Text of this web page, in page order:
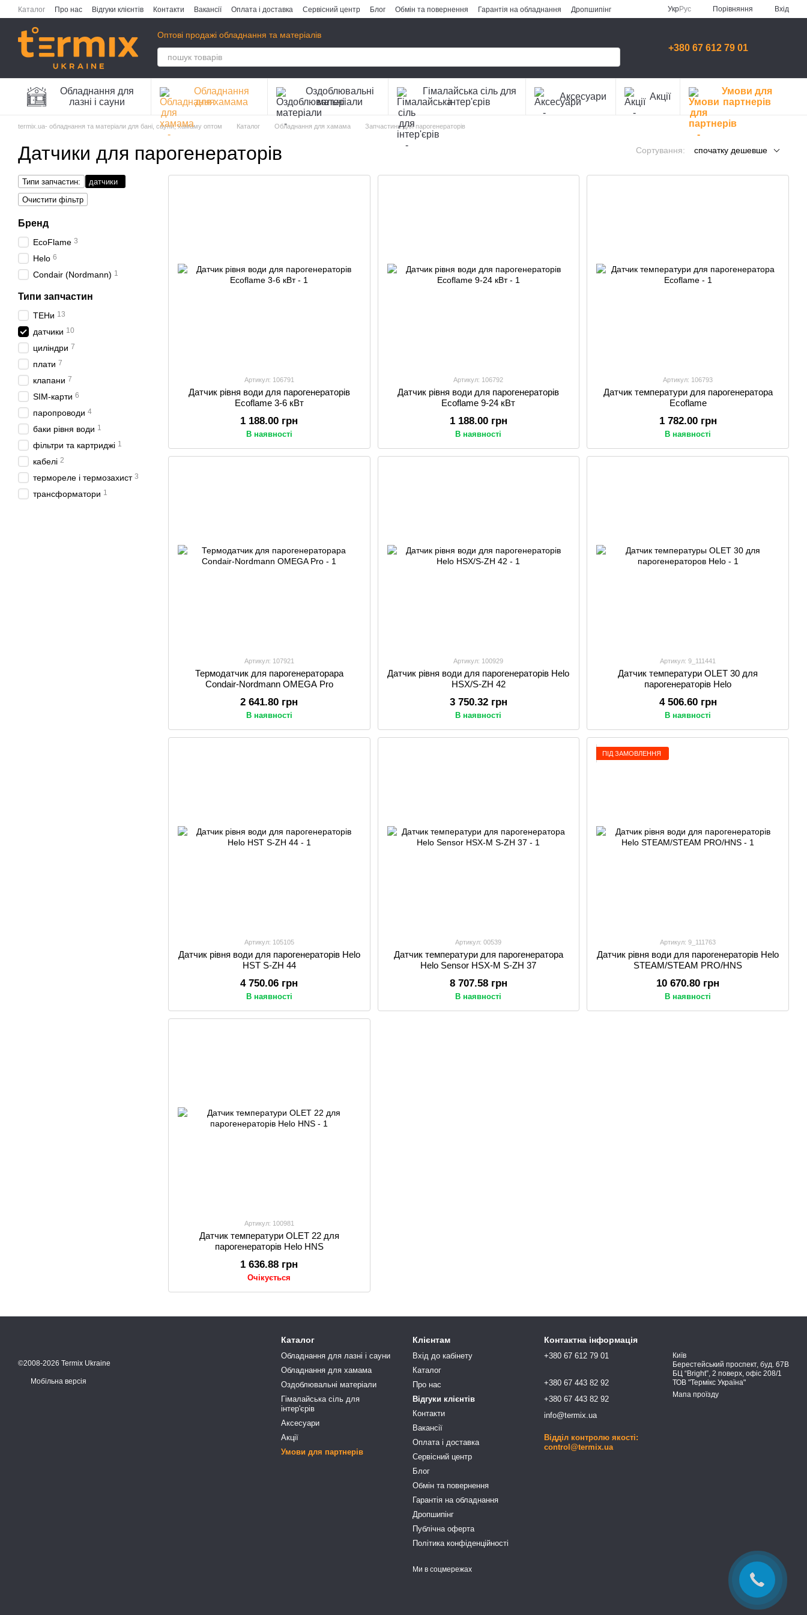
Перейти до основного контенту
Каталог Про нас Відгуки клієнтів Контакти Вакансії Оплата і доставка Сервісний центр Блог Обмін та повернення Гарантія на обладнання
Дропшипінг
УкрРус Порівняння Вхід
Оптові продажі обладнання та матеріалів
+380 67 612 79 01
Обладнання для
лазні і сауни
Обладнання
для хамама
Оздоблювальні
матеріали
Гімалайська сіль для
інтер'єрів
Аксесуари Акції
Умови для
партнерів
termix.ua- обладнання та матеріали для бані, сауни, хамаму оптом Каталог Обладнання для хамама Запчастини для парогенераторів
Датчики для парогенераторів Сортування: спочатку дешевше
Артикул: 106791
Датчик рівня води для парогенераторів
Ecoflame 3-6 кВт
1 188.00 грн
В наявності
Артикул: 106792
Датчик рівня води для парогенераторів
Ecoflame 9-24 кВт
1 188.00 грн
В наявності
Артикул: 106793
Датчик температури для парогенератора
Ecoflame
1 782.00 грн
В наявності
Артикул: 107921
Термодатчик для парогенераторара
Condair-Nordmann OMEGA Pro
2 641.80 грн
В наявності
Артикул: 100929
Датчик рівня води для парогенераторів Helo
HSX/S-ZH 42
3 750.32 грн
В наявності
Артикул: 9_111441
Датчик температури OLET 30 для
парогенераторів Helo
4 506.60 грн
В наявності
Артикул: 105105
Датчик рівня води для парогенераторів Helo
HST S-ZH 44
4 750.06 грн
В наявності
Артикул: 00539
Датчик температури для парогенератора
Helo Sensor HSX-M S-ZH 37
8 707.58 грн
В наявності
ПІД ЗАМОВЛЕННЯ
Артикул: 9_111763
Датчик рівня води для парогенераторів Helo
STEAM/STEAM PRO/HNS
10 670.80 грн
В наявності
Артикул: 100981
Датчик температури OLET 22 для
парогенераторів Helo HNS
1 636.88 грн
Очікується
Типи запчастин:
датчики
Очистити фільтр
Бренд
EcoFlame 3
Helo 6
Condair (Nordmann) 1
Типи запчастин
ТЕНи 13
датчики 10
циліндри 7
плати 7
клапани 7
SIM-карти 6
паропроводи 4
баки рівня води 1
фільтри та картриджі 1
кабелі 2
термореле і термозахист 3
трансформатори 1
©2008-2026 Termix Ukraine
Мобільна версія
Каталог
Обладнання для лазні і сауни
Обладнання для хамама
Оздоблювальні матеріали
Гімалайська сіль для
інтер'єрів
Аксесуари
Акції
Умови для партнерів
Клієнтам
Вхід до кабінету
Каталог
Про нас
Відгуки клієнтів
Контакти
Вакансії
Оплата і доставка
Сервісний центр
Блог
Обмін та повернення
Гарантія на обладнання
Дропшипінг
Публічна оферта
Політика конфіденційності
Ми в соцмережах
Контактна інформація
+380 67 612 79 01
+380 67 443 82 92
+380 67 443 82 92
info@termix.ua
Відділ контролю якості:
control@termix.ua
Київ
Берестейський проспект, буд. 67В
БЦ “Bright”, 2 поверх, офіс 208/1
ТОВ "Термікс Україна"
Мапа проїзду